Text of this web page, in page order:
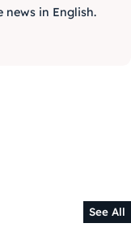
news in English.
See All